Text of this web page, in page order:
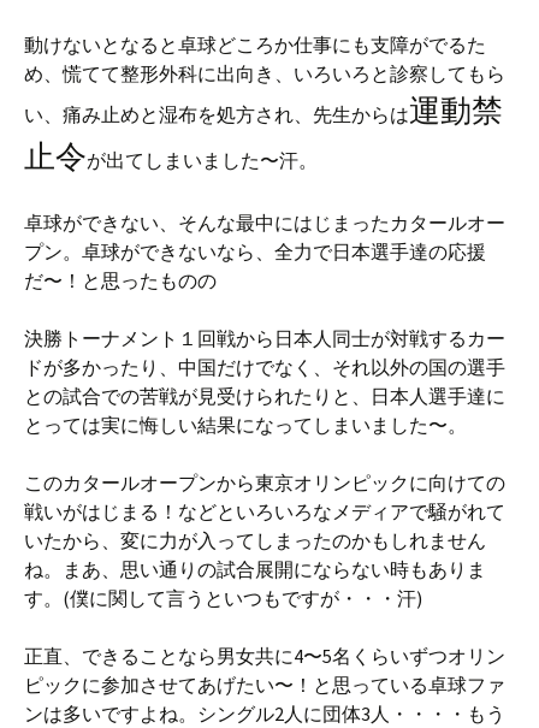
動けないとなると卓球どころか仕事にも支障がでるた
め、慌てて整形外科に出向き、いろいろと診察してもら
い、痛み止めと湿布を処方され、先生からは運動禁
止令が出てしまいました〜汗。
卓球ができない、そんな最中にはじまったカタールオー
プン。卓球ができないなら、全力で日本選手達の応援
だ〜！と思ったものの
決勝トーナメント１回戦から日本人同士が対戦するカー
ドが多かったり、中国だけでなく、それ以外の国の選手
との試合での苦戦が見受けられたりと、日本人選手達に
とっては実に悔しい結果になってしまいました〜。
このカタールオープンから東京オリンピックに向けての
戦いがはじまる！などといろいろなメディアで騒がれて
いたから、変に力が入ってしまったのかもしれません
ね。まあ、思い通りの試合展開にならない時もありま
す。(僕に関して言うといつもですが・・・汗)
正直、できることなら男女共に4〜5名くらいずつオリン
ピックに参加させてあげたい〜！と思っている卓球ファ
ンは多いですよね。シングル2人に団体3人・・・・もう